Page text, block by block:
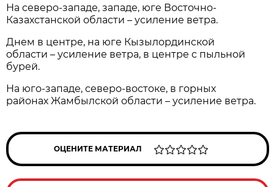
На северо-западе, западе, юге Восточно-
Казахстанской области – усиление ветра.
Днем в центре, на юге Кызылординской
области – усиление ветра, в центре с пыльной
бурей.
На юго-западе, северо-востоке, в горных
районах Жамбылской области – усиление ветра.
ОЦЕНИТЕ МАТЕРИАЛ